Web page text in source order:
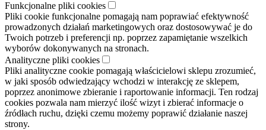
Funkcjonalne pliki cookies
Pliki cookie funkcjonalne pomagają nam poprawiać efektywność
prowadzonych działań marketingowych oraz dostosowywać je do
Twoich potrzeb i preferencji np. poprzez zapamiętanie wszelkich
wyborów dokonywanych na stronach.
Analityczne pliki cookies
Pliki analityczne cookie pomagają właścicielowi sklepu zrozumieć,
w jaki sposób odwiedzający wchodzi w interakcję ze sklepem,
poprzez anonimowe zbieranie i raportowanie informacji. Ten rodzaj
cookies pozwala nam mierzyć ilość wizyt i zbierać informacje o
źródłach ruchu, dzięki czemu możemy poprawić działanie naszej
strony.